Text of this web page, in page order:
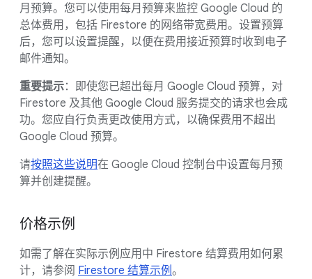
月预算。您可以使用每月预算来监控 Google Cloud 的
总体费用，包括 Firestore 的网络带宽费用。设置预算
后，您可以设置提醒，以便在费用接近预算时收到电子
邮件通知。
重要提示：即使您已超出每月 Google Cloud 预算，对
Firestore 及其他 Google Cloud 服务提交的请求也会成
功。您应自行负责更改使用方式，以确保费用不超出
Google Cloud 预算。
请按照这些说明在 Google Cloud 控制台中设置每月预
算并创建提醒。
价格示例
如需了解在实际示例应用中 Firestore 结算费用如何累
计，请参阅 Firestore 结算示例 。